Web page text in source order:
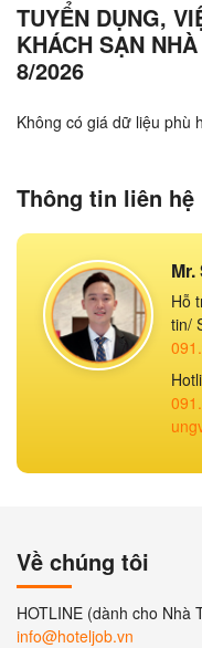
TUYỂN DỤNG,
KHÁCH SẠN
8/2026
Không có giá dữ liệu phù
Thông tin liên hệ
Hỗ
tin/
Về chúng tôi
HOTLINE (dành cho Nhà
info@hoteljob.vn